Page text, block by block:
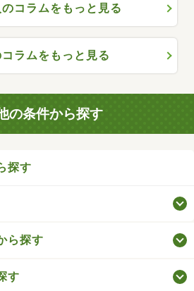
コラムをもっと見る
ラムをもっと見る
の条件から探す
探す
ら探す
す